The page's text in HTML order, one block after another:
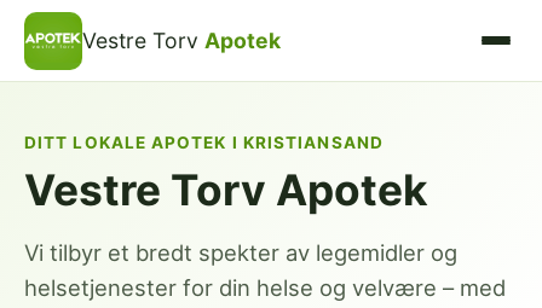
Vestre Torv Apotek
DITT LOKALE APOTEK I KRISTIANSAND
Vestre Torv Apotek
Vi tilbyr et bredt spekter av legemidler og
helsetjenester for din helse og velvære – med